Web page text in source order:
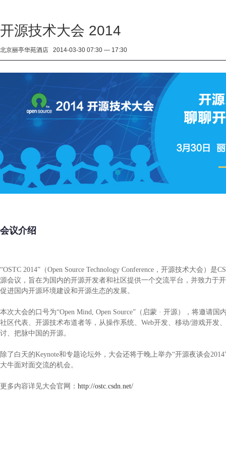
开源技术大会 2014
北京丽亭华苑酒店 2014-03-30 07:30 — 17:30
会议介绍
“OSTC 2014”（Open Source Technology Conference，开源技术大会）是
源会议，旨在为国内的开源开发者和社区提供一个交流平台，并致力于
促进国内开源环境建设和开源生态的发展。
本次大会的口号为“Open Mind, Open Source”（启蒙 · 开源），将邀请国
社区代表、开源技术布道者等，从操作系统、Web开发、移动/游戏开发
讨、把脉中国的开源。
除了白天的Keynote和专题论坛外，大会还将于晚上举办“开源夜谈会
大牛面对面交流的机会。
更多内容详见大会官网： http://ostc.csdn.net/